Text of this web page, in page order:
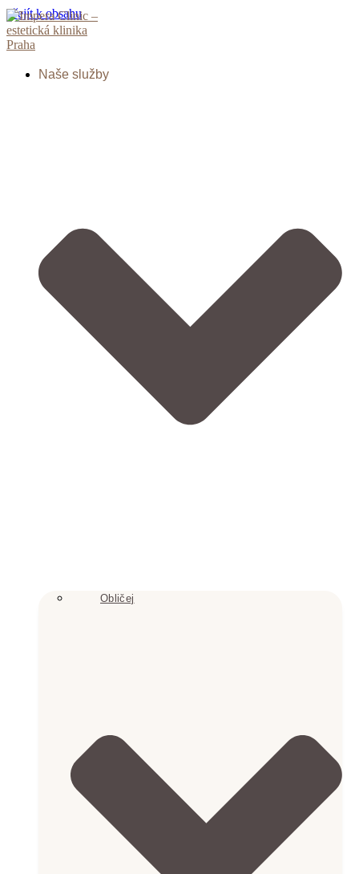
Přejít k obsahu
Naše služby
Obličej